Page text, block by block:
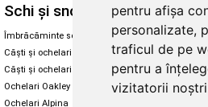
pentru afișa
personalizate,
traficul de pe
pentru a
vizitatorii
Schi și snowboard
Îmbrăcăminte schi și snowboard
Căști și ochelari de iarnă
Căști și ochelari Alpina
Ochelari Oakley
Ochelari Alpina
Cum
Cum